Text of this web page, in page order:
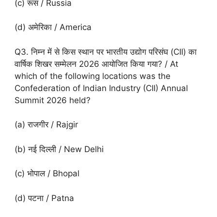
(c) रूस / Russia
(d) अमेरिका / America
Q3. निम्न में से किस स्थान पर भारतीय उद्योग परिसंघ (CII) का
वार्षिक शिखर सम्मेलन 2026 आयोजित किया गया? / At
which of the following locations was the
Confederation of Indian Industry (CII) Annual
Summit 2026 held?
(a) राजगीर / Rajgir
(b) नई दिल्ली / New Delhi
(c) भोपाल / Bhopal
(d) पटना / Patna